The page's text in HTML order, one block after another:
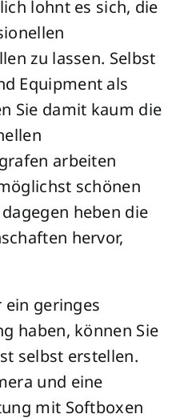
lohnt es sich, die
zu lassen. Selbst
Equipment als
Sie damit kaum die
arbeiten
schönen
heben die
hervor,
ein geringes
haben, können Sie
selbst erstellen.
und eine
mit Softboxen